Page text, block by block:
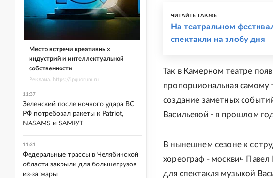
ЧИТАЙТЕ ТАКЖЕ
На театральном
спектакли на злобу дня
Так в Камерном театре
пропорциональная самому
создание заметных
Васильевой - в прошлом
В нынешнем сезоне к
хореограф - москвич Павел
для спектакля музыкой
Место встречи креативных
индустрий и интеллектуальной
собственности
Реклама. https://ipquorum.ru
11:37
Зеленский после ночного удара ВС
РФ потребовал ракеты к Patriot,
NASAMS и SAMP/T
11:31
Федеральные трассы в Челябинской
области закрыли для большегрузов
из-за жары